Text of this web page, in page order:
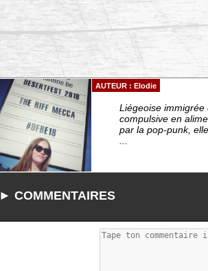
AUTEUR : Elodie
Liégeoise
compulsive en
par la pop-punk,
► COMMENTAIRES